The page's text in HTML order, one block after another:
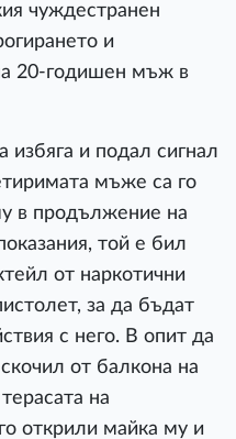
чуждестранен
и
20-годишен мъж в
и подал сигнал
мъже са го
в продължение на
той е бил
от наркотични
за да бъдат
с него. В опит да
от балкона на
на
открили майка му и